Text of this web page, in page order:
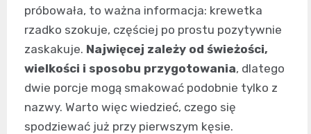
próbowała, to ważna informacja: krewetka
rzadko szokuje, częściej po prostu pozytywnie
zaskakuje. Najwięcej zależy od świeżości,
wielkości i sposobu przygotowania, dlatego
dwie porcje mogą smakować podobnie tylko z
nazwy. Warto więc wiedzieć, czego się
spodziewać już przy pierwszym kęsie.